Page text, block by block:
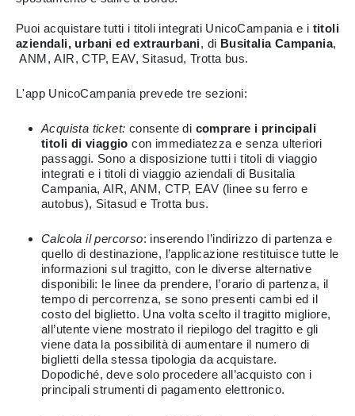
Puoi acquistare tutti i titoli integrati UnicoCampania e i titoli
aziendali, urbani ed extraurbani, di Busitalia Campania,
ANM, AIR, CTP, EAV, Sitasud, Trotta bus.
L'app UnicoCampania prevede tre sezioni:
Acquista ticket: consente di comprare i principali
titoli di viaggio con immediatezza e senza ulteriori
passaggi. Sono a disposizione tutti i titoli di viaggio
integrati e i titoli di viaggio aziendali di Busitalia
Campania, AIR, ANM, CTP, EAV (linee su ferro e
autobus), Sitasud e Trotta bus.
Calcola il percorso: inserendo l’indirizzo di partenza e
quello di destinazione, l’applicazione restituisce tutte le
informazioni sul tragitto, con le diverse alternative
disponibili: le linee da prendere, l’orario di partenza, il
tempo di percorrenza, se sono presenti cambi ed il
costo del biglietto. Una volta scelto il tragitto migliore,
all’utente viene mostrato il riepilogo del tragitto e gli
viene data la possibilità di aumentare il numero di
biglietti della stessa tipologia da acquistare.
Dopodiché, deve solo procedere all’acquisto con i
principali strumenti di pagamento elettronico.